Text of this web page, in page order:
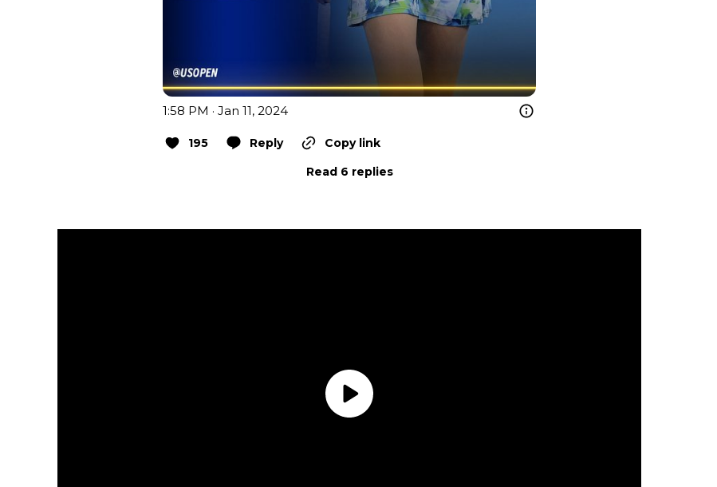
1:58 PM · Jan 11, 2024
195 Reply
Copy link
Read 6 replies